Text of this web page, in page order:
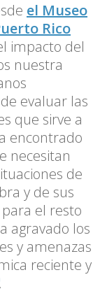
el Museo
Rico
impacto del
nuestra
evaluar las
que sirve a
encontrado
necesitan
de
y de sus
el resto
agravado los
y amenazas
reciente y